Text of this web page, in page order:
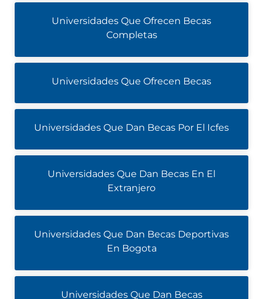
Universidades Que Ofrecen Becas
Completas
Universidades Que Ofrecen Becas
Universidades Que Dan Becas Por El Icfes
Universidades Que Dan Becas En El
Extranjero
Universidades Que Dan Becas Deportivas
En Bogota
Universidades Que Dan Becas